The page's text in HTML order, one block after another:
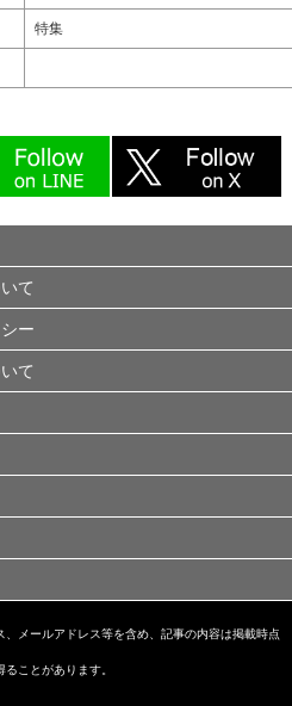
特集
て
ー
て
メールアドレス等を含め、記事の内容は掲載時点
ことがあります。